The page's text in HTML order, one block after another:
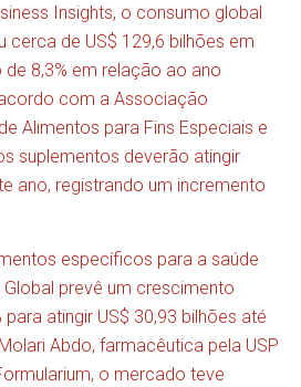
Insights, o consumo global
cerca de US$ 129,6 bilhões em
8,3% em relação ao ano
com a Associação
Alimentos para Fins Especiais e
suplementos deverão atingir
ano, registrando um incremento
específicos para a saúde
prevê um crescimento
atingir US$ 30,93 bilhões até
Abdo, farmacêutica pela USP
o mercado teve